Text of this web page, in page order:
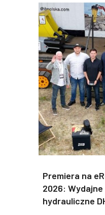
Premiera na
2026: Wydajne
hydrauliczne